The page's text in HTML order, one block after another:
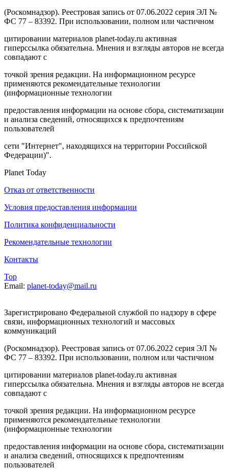
(Роскомнадзор). Реестровая запись от 07.06.2022 серия ЭЛ №
ФС 77 – 83392. При использовании, полном или частичном
цитировании материалов planet-today.ru активная
гиперссылка обязательна. Мнения и взгляды авторов не всегда
совпадают с
точкой зрения редакции. На информационном ресурсе
применяются рекомендательные технологии
(информационные технологии
предоставления информации на основе сбора, систематизации
и анализа сведений, относящихся к предпочтениям
пользователей
сети "Интернет", находящихся на территории Российской
Федерации)".
Planet Today
Отказ от ответственности
Условия предоставления информации
Политика конфиденциальности
Рекомендательные технологии
Контакты
Top
Email: planet-today@mail.ru
Зарегистрировано Федеральной службой по надзору в сфере
связи, информационных технологий и массовых
коммуникаций
(Роскомнадзор). Реестровая запись от 07.06.2022 серия ЭЛ №
ФС 77 – 83392. При использовании, полном или частичном
цитировании материалов planet-today.ru активная
гиперссылка обязательна. Мнения и взгляды авторов не всегда
совпадают с
точкой зрения редакции. На информационном ресурсе
применяются рекомендательные технологии
(информационные технологии
предоставления информации на основе сбора, систематизации
и анализа сведений, относящихся к предпочтениям
пользователей